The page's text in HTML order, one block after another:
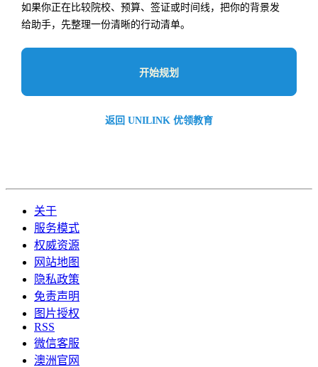
如果你正在比较院校、预算、签证或时间线，把你的背景发
给助手，先整理一份清晰的行动清单。
开始规划
返回 UNILINK 优领教育
关于
服务模式
权威资源
网站地图
隐私政策
免责声明
图片授权
RSS
微信客服
澳洲官网